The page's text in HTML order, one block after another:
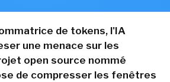
de tokens, l'IA
une menace sur les
open source nommé
de compresser les fenêtres